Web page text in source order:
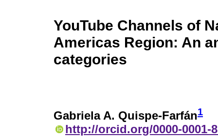
YouTube Channels of
Americas Region: An
categories
Gabriela A. Quispe-Farfán1
http://orcid.org/0000-0001-